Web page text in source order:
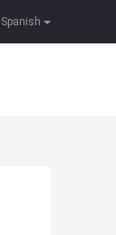
Spanish